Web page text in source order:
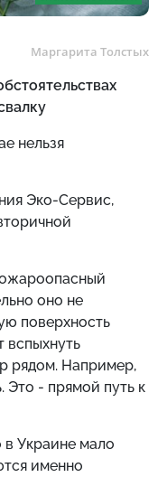
Маргарита Толстых
нельзя
Эко-Сервис,
оно не
поверхность
вспыхнуть
рядом. Например,
Это - прямой путь к
в Украине мало
именно